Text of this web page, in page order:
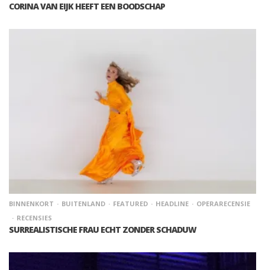
CORINA VAN EIJK HEEFT EEN BOODSCHAP
BINNENKORT BUITENLAND FEATURED HEADLINE
OPERARECENSIE
RECENSIES
SURREALISTISCHE FRAU ECHT ZONDER SCHADUW